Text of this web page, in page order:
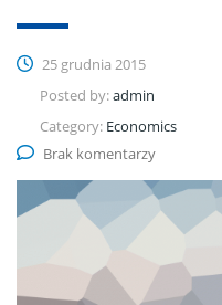
25 grudnia 2015
Posted by:admin
Category: Economics
Brak komentarzy